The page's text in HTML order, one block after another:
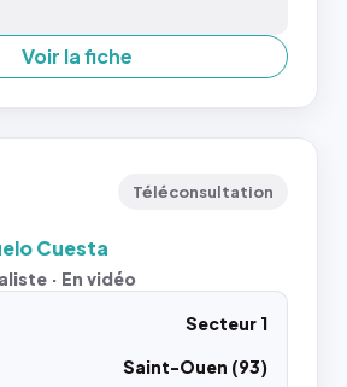
Voir la fiche
Téléconsultation
Cuesta
· En vidéo
Secteur 1
Saint-Ouen (93)